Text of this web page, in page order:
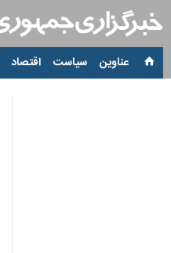
عناوین‌ سیاست اقتصاد